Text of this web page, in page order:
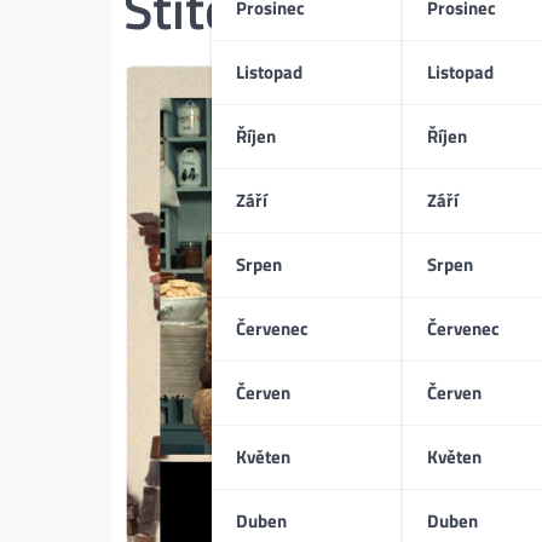
Prosinec
Listopad
Říjen
Září
Srpen
Červenec
Červen
Květen
Duben
Prosinec
Listopad
Říjen
Září
Srpen
Červenec
Červen
Květen
Duben